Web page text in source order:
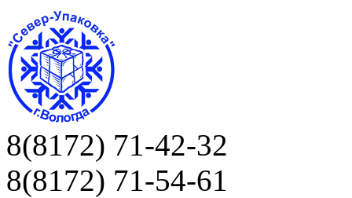
8(8172) 71-42-32
8(8172) 71-54-61